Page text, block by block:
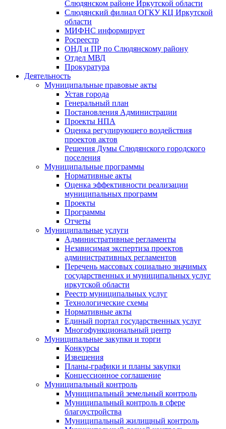
Слюдянском районе Иркутской области
Слюдянский филиал ОГКУ КЦ Иркутской
области
МИФНС информирует
Росреестр
ОНД и ПР по Слюдянскому району
Отдел МВД
Прокуратура
Деятельность
Муниципальные правовые акты
Устав города
Генеральный план
Постановления Администрации
Проекты НПА
Оценка регулирующего воздействия
проектов актов
Решения Думы Слюдянского городского
поселения
Муниципальные программы
Нормативные акты
Оценка эффективности реализации
муниципальных программ
Проекты
Программы
Отчеты
Муниципальные услуги
Административные регламенты
Независимая экспертиза проектов
административных регламентов
Перечень массовых социально значимых
государственных и муниципальных услуг
иркутской области
Реестр муниципальных услуг
Технологические схемы
Нормативные акты
Единый портал государственных услуг
Многофункциональный центр
Муниципальные закупки и торги
Конкурсы
Извещения
Планы-графики и планы закупки
Концессионное соглашение
Муниципальный контроль
Муниципальный земельный контроль
Муниципальный контроль в сфере
благоустройства
Муниципальный жилищный контроль